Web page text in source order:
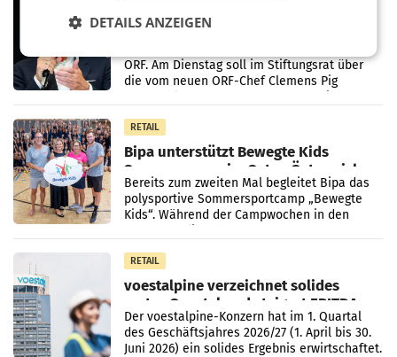
Stiftungsrat Lederer wehrt sich in
ORF. Am Dienstag soll im Stiftungsrat über
die vom neuen ORF-Chef Clemens Pig
RETAIL
Bipa unterstützt Bewegte Kids
Sommercamps im Osten Österreichs
Bereits zum zweiten Mal begleitet Bipa das
polysportive Sommersportcamp „Bewegte
Kids“. Während der Campwochen in den
RETAIL
voestalpine verzeichnet solides
erstes Quartal und steigert EBITDA
Der voestalpine-Konzern hat im 1. Quartal
des Geschäftsjahres 2026/27 (1. April bis 30.
Juni 2026) ein solides Ergebnis erwirtschaftet.
DETAILS ANZEIGEN